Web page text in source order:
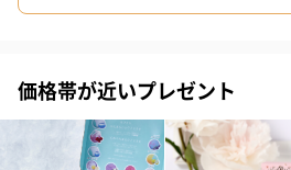
価格帯が近いプレゼント